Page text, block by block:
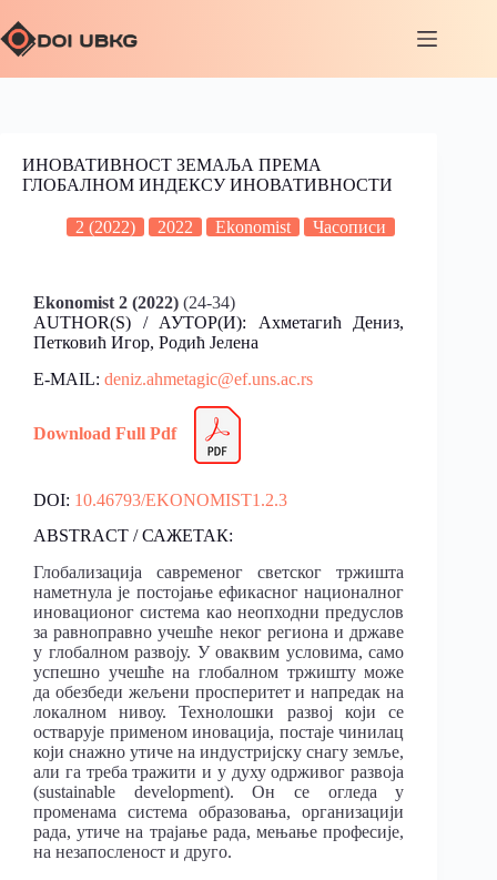
ИНОВАТИВНОСТ ЗЕМАЉА ПРЕМА
ГЛОБАЛНОМ ИНДЕКСУ ИНОВАТИВНОСТИ
2 (2022) 2022 Ekonomist Часописи
Ekonomist 2 (2022) (24-34)
AUTHOR(S) / АУТОР(И): Ахметагић Дениз,
Петковић Игор, Родић Јеленa
E-MAIL: deniz.ahmetagic@ef.uns.ac.rs
Download Full Pdf
DOI: 10.46793/EKONOMIST1.2.3
ABSTRACT / САЖЕТАК:
Глобализација савременог светског тржишта
наметнула је постојање ефикасног националног
иновационог система као неопходни предуслов
за равноправно учешће неког региона и државе
у глобалном развоју. У оваквим условима, само
успешно учешће на глобалном тржишту може
да обезбеди жељени просперитет и напредак на
локалном нивоу. Технолошки развој који се
остварује применом иновација, постаје чинилац
који снажно утиче на индустријску снагу земље,
али га треба тражити и у духу одрживог развоја
(sustainable development). Он се огледа у
променама система образовања, организацији
рада, утиче на трајање рада, мењање професије,
на незапосленост и друго.